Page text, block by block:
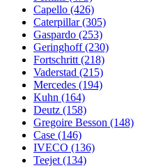
Capello (426)
Caterpillar (305)
Gaspardo (253)
Geringhoff (230)
Fortschritt (218)
Vaderstad (215)
Mercedes (194)
Kuhn (164)
Deutz (158)
Gregoire Besson (148)
Case (146)
IVECO (136)
Teejet (134)